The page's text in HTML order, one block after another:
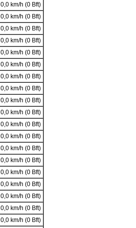
0,0 km/h (0 Bft)
0,0 km/h (0 Bft)
0,0 km/h (0 Bft)
0,0 km/h (0 Bft)
0,0 km/h (0 Bft)
0,0 km/h (0 Bft)
0,0 km/h (0 Bft)
0,0 km/h (0 Bft)
0,0 km/h (0 Bft)
0,0 km/h (0 Bft)
0,0 km/h (0 Bft)
0,0 km/h (0 Bft)
0,0 km/h (0 Bft)
0,0 km/h (0 Bft)
0,0 km/h (0 Bft)
0,0 km/h (0 Bft)
0,0 km/h (0 Bft)
0,0 km/h (0 Bft)
0,0 km/h (0 Bft)